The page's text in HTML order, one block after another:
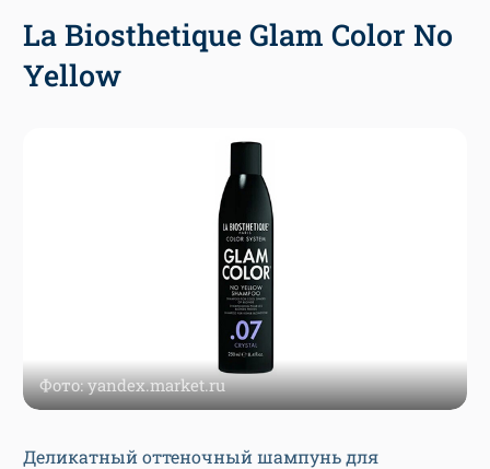
La Biosthetique Glam Color No
Yellow
Фото: yandex.market.ru
Деликатный оттеночный шампунь для